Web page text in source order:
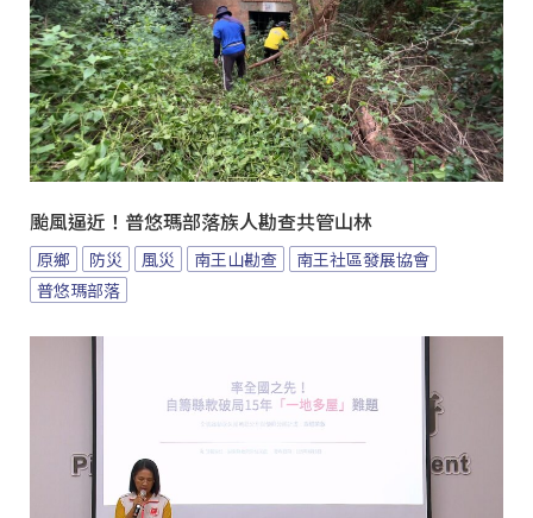
颱風逼近！普悠瑪部落族人勘查共管山林
原鄉 防災 風災 南王山勘查
南王社區發展協會
普悠瑪部落